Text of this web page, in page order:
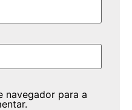
navegador para a